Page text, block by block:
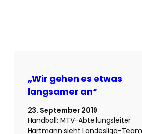
„Wir gehen es etwas
langsamer an“
23. September 2019
Handball: MTV-Abteilungsleiter
Hartmann sieht Landesliga-Team